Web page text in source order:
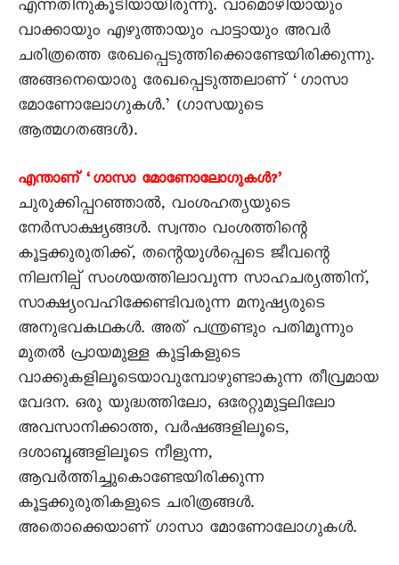
എന്നതിനുകൂടിയായിരുന്നു. വാമൊഴിയായും
വാക്കായും എഴുത്തായും പാട്ടായും അവർ
ചരിത്രത്തെ രേഖപ്പെടുത്തിക്കൊണ്ടേയിരിക്കുന്നു.
അങ്ങനെയൊരു രേഖപ്പെടുത്തലാണ് ‘ഗാസാ
മോണോലോഗുകൾ.’ (ഗാസയുടെ
ആത്മഗതങ്ങൾ).
എന്താണ് ‘ഗാസാ മോണോലോഗുകൾ?’
ചുരുക്കിപ്പറഞ്ഞാൽ, വംശഹത്യയുടെ
നേർസാക്ഷ്യങ്ങൾ. സ്വന്തം വംശത്തിന്റെ
കൂട്ടക്കുരുതിക്ക്, തന്റെയുൾപ്പെടെ ജീവന്റെ
നിലനില്പ് സംശയത്തിലാവുന്ന സാഹചര്യത്തിന്,
സാക്ഷ്യംവഹിക്കേണ്ടിവരുന്ന മനുഷ്യരുടെ
അനുഭവകഥകൾ. അത് പന്ത്രണ്ടും പതിമൂന്നും
മുതൽ പ്രായമുള്ള കുട്ടികളുടെ
വാക്കുകളിലൂടെയാവുമ്പോഴുണ്ടാകുന്ന തീവ്രമായ
വേദന. ഒരു യുദ്ധത്തിലോ, ഒരേറ്റുമുട്ടലിലോ
അവസാനിക്കാത്ത, വർഷങ്ങളിലൂടെ,
ദശാബ്ദങ്ങളിലൂടെ നീളുന്ന,
ആവർത്തിച്ചുകൊണ്ടേയിരിക്കുന്ന
കൂട്ടക്കുരുതികളുടെ ചരിത്രങ്ങൾ.
അതൊക്കെയാണ് ഗാസാ മോണോലോഗുകൾ.